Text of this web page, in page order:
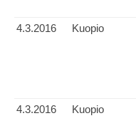
4.3.2016 Kuopio
4.3.2016 Kuopio